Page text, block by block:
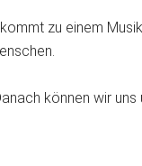
zu einem
können wir